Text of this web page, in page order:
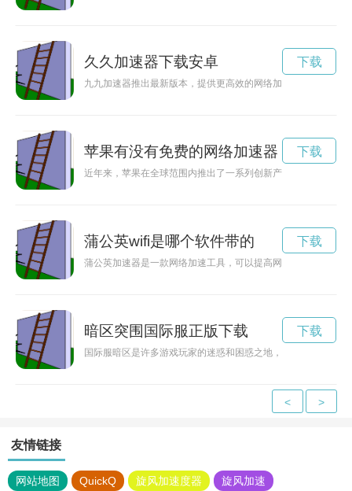
久久加速器下载安卓
九九加速器推出最新版本，提供更高效的网络加速和安全保障
下载
苹果有没有免费的网络加速器
近年来，苹果在全球范围内推出了一系列创新产品，其中包括
下载
蒲公英wifi是哪个软件带的
蒲公英加速器是一款网络加速工具，可以提高网速、解决网络
下载
暗区突围国际服正版下载
国际服暗区是许多游戏玩家的迷惑和困惑之地，但随着技术的
下载
< >
友情链接
网站地图 QuickQ 旋风加速度器 旋风加速